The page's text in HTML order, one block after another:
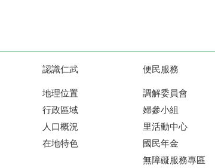
認識仁武
地理位置
行政區域
人口概況
在地特色
便民服務
調解委員會
婦參小組
里活動中心
國民年金
無障礙服務專區